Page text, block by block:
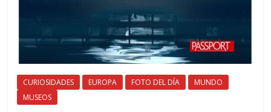
CURIOSIDADES EUROPA FOTO DEL DÍA
MUNDO
MUSEOS